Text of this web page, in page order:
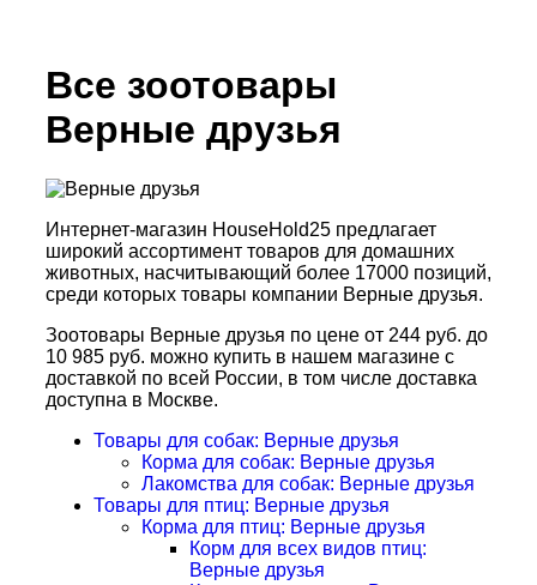
Все зоотовары
Верные друзья
Интернет-магазин HouseHold25 предлагает
широкий ассортимент товаров для домашних
животных, насчитывающий более 17000 позиций,
среди которых товары компании Верные друзья.
Зоотовары Верные друзья по цене от 244 руб. до
10 985 руб. можно купить в нашем магазине с
доставкой по всей России, в том числе доставка
доступна в Москве.
Товары для собак: Верные друзья
Корма для собак: Верные друзья
Лакомства для собак: Верные друзья
Товары для птиц: Верные друзья
Корма для птиц: Верные друзья
Корм для всех видов птиц:
Верные друзья